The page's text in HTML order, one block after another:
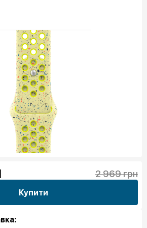
2 969 грн
Купити